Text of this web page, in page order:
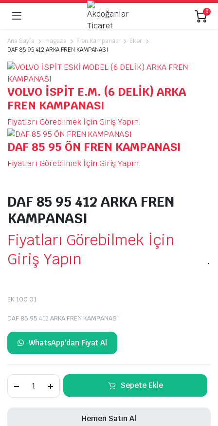
0
Ana Sayfa magaza Fren Kampanası
Eker
DAF 85 95 412 ARKA FREN KAMPANASI
VOLVO İSPİT E.M. (6 DELİK) ARKA
FREN KAMPANASI
Fiyatları Görebilmek İçin Giriş Yapın.
DAF 85 95 ÖN FREN KAMPANASI
Fiyatları Görebilmek İçin Giriş Yapın.
DAF 85 95 412 ARKA FREN
KAMPANASI
Fiyatları Görebilmek İçin
Giriş Yapın
.
EK 100 01
DAF 85 95 412 ARKA FREN KAMPANASI
WhatsApp'dan Fiyat Al
Sepete Ekle
Hemen Satın Al